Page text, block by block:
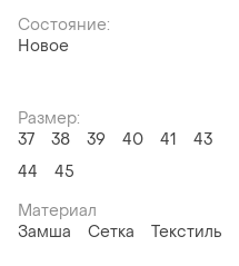
Состояние:
Новое
Размер:
37
38 39 40 41
43
44
45
Материал
Замша
Сетка Текстиль